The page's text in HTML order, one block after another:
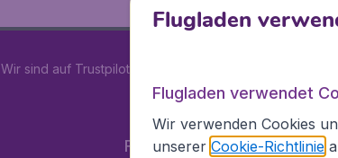
Wir sind auf Trustpilot mit
Flugladen.de
Flugladen
Flugladen verwendet
Wir verwenden Cookies
unserer Cookie-Richtlinie